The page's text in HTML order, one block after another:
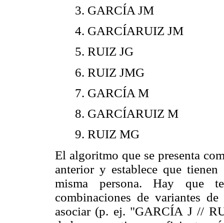
3. GARCÍA JM
4. GARCÍARUIZ JM
5. RUIZ JG
6. RUIZ JMG
7. GARCÍA M
8. GARCÍARUIZ M
9. RUIZ MG
El algoritmo que se presenta
anterior y establece que
misma persona. Hay que
combinaciones de variantes
asociar (p. ej. "GARCÍA J //